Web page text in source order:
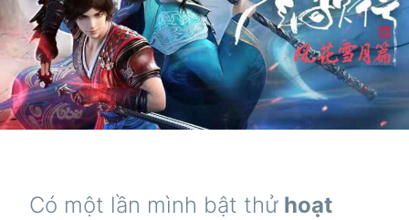
Có một lần mình bật thử hoạt